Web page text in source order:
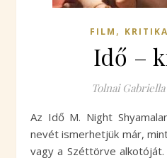
FILM , KRITIKA
Idő –
Tolnai Gabriella
Az Idő M. Night Shyamalan legújabb filmje, akinek
nevét ismerhetjük már,
vagy a Széttörve